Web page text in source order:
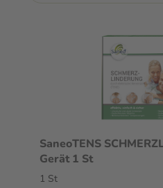
SaneoTENS
Gerät 1 St
1 St